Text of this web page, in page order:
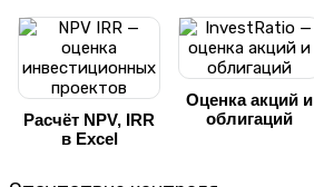
Расчёт NPV, IRR
в Excel
Оценка акций и
облигаций